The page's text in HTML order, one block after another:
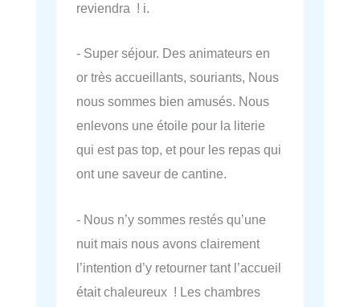
reviendra ! i.
- Super séjour. Des animateurs en
or très accueillants, souriants, Nous
nous sommes bien amusés. Nous
enlevons une étoile pour la literie
qui est pas top, et pour les repas qui
ont une saveur de cantine.
- Nous n’y sommes restés qu’une
nuit mais nous avons clairement
l’intention d’y retourner tant l’accueil
était chaleureux ! Les chambres